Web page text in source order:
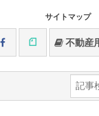
サイトマップ
不動産